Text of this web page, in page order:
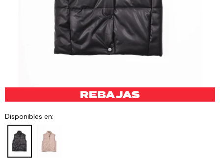
Disponibles en: